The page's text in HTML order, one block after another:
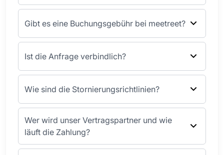
Gibt es eine Buchungsgebühr bei meetreet?
Ist die Anfrage verbindlich?
Wie sind die Stornierungsrichtlinien?
Wer wird unser Vertragspartner und wie
läuft die Zahlung?